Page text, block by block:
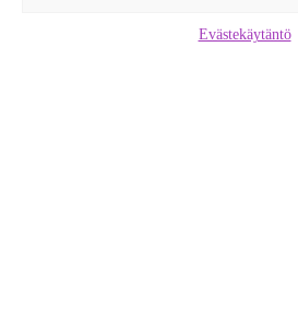
Evästekäytäntö
Työ ja yrittäminen
Työllisyys- ja